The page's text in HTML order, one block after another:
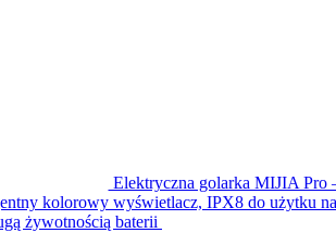
Elektryczna golarka MIJIA Pro
kolorowy wyświetlacz, IPX8 do użytku na
żywotnością baterii